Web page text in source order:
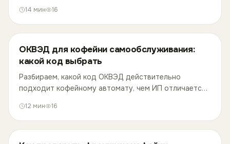
точка не заработала.
14 мин 16
ОКВЭД для кофейни самообслуживания:
какой код выбрать
Разбираем, какой код ОКВЭД действительно
подходит кофейному автомату, чем ИП отличается
закон при открытии точки самообслуживания.
12 мин 16